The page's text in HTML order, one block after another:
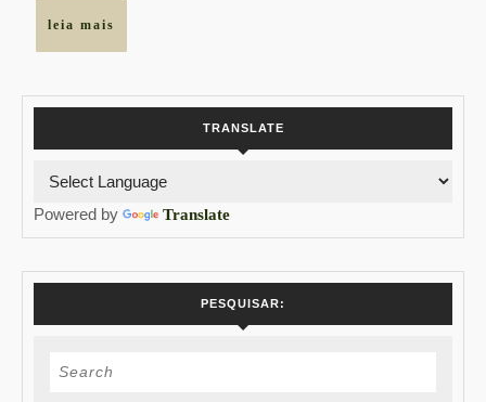
leia mais
TRANSLATE
Powered by Translate
PESQUISAR:
Search